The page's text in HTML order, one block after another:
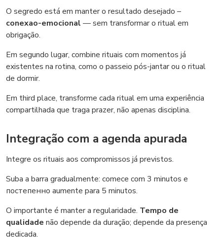
O segredo está em manter o resultado desejado –
conexao-emocional — sem transformar o ritual em
obrigação.
Em segundo lugar, combine rituais com momentos já
existentes na rotina, como o passeio pós-jantar ou o ritual
de dormir.
Em third place, transforme cada ritual em uma experiência
compartilhada que traga prazer, não apenas disciplina.
Integração com a agenda apurada
Integre os rituais aos compromissos já previstos.
Suba a barra gradualmente: comece com 3 minutos e
постепенно aumente para 5 minutos.
O importante é manter a regularidade. Tempo de
qualidade não depende da duração; depende da presença
dedicada.